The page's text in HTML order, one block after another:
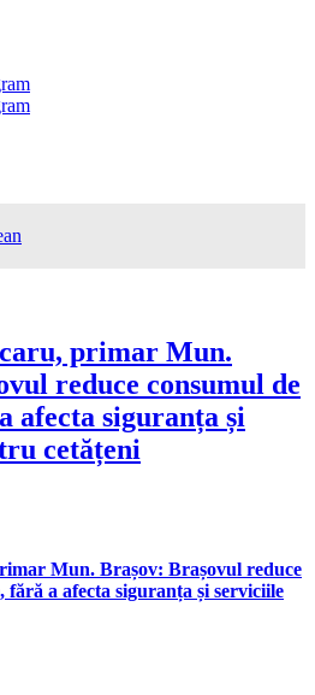
primar Mun.
reduce consumul de
afecta siguranța și
cetățeni
Mun. Brașov: Brașovul reduce
fără a afecta siguranța și serviciile